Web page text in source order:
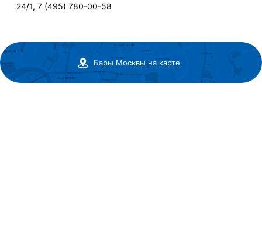
24/1, 7 (495) 780-00-58
Бары Москвы на карте